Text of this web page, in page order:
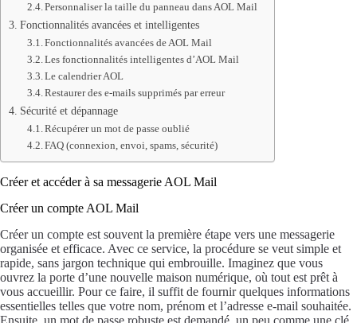
Personnaliser la taille du panneau dans AOL Mail
Fonctionnalités avancées et intelligentes
Fonctionnalités avancées de AOL Mail
Les fonctionnalités intelligentes d’AOL Mail
Le calendrier AOL
Restaurer des e-mails supprimés par erreur
Sécurité et dépannage
Récupérer un mot de passe oublié
FAQ (connexion, envoi, spams, sécurité)
Créer et accéder à sa messagerie AOL Mail
Créer un compte AOL Mail
Créer un compte est souvent la première étape vers une messagerie
organisée et efficace. Avec ce service, la procédure se veut simple et
rapide, sans jargon technique qui embrouille. Imaginez que vous
ouvrez la porte d’une nouvelle maison numérique, où tout est prêt à
vous accueillir. Pour ce faire, il suffit de fournir quelques informations
essentielles telles que votre nom, prénom et l’adresse e-mail souhaitée.
Ensuite, un mot de passe robuste est demandé, un peu comme une clé